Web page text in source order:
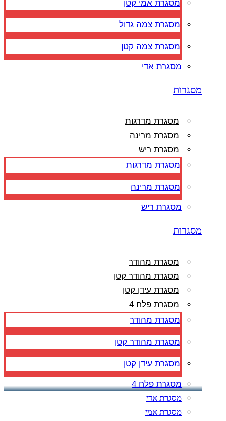
מסגרת אמי קטן
מסגרת צמה גדול
מסגרת צמה קטן
מסגרת אדי
מסגרות
מסגרת מדרגות
מסגרת מרינה
מסגרת ריש
מסגרת מדרגות
מסגרת מרינה
מסגרת ריש
מסגרות
מסגרת מהודר
מסגרת מהודר קטן
מסגרת עידן קטן
מסגרת פלח 4
מסגרת מהודר
מסגרת מהודר קטן
מסגרת עידן קטן
מסגרת פלח 4
מסגרת אדי
מסגרת אמי